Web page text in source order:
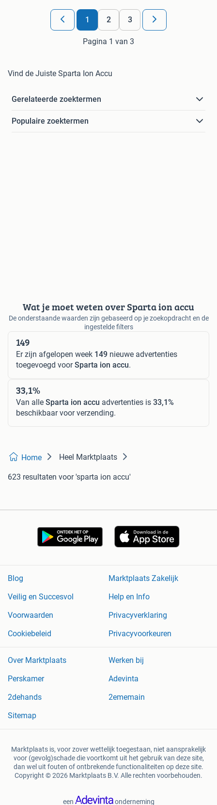
1 2 3
Pagina 1 van 3
Vind de Juiste Sparta Ion Accu
Gerelateerde zoektermen
Populaire zoektermen
Wat je moet weten over Sparta ion accu
De onderstaande waarden zijn gebaseerd op je zoekopdracht en de
ingestelde filters
149
Er zijn afgelopen week 149 nieuwe advertenties
toegevoegd voorSparta ion accu.
33,1%
Van alle Sparta ion accu advertenties is 33,1%
beschikbaar voor verzending.
Home Heel Marktplaats
623 resultaten voor 'sparta ion accu'
Blog
Marktplaats Zakelijk
Veilig en Succesvol
Help en Info
Voorwaarden
Privacyverklaring
Cookiebeleid
Privacyvoorkeuren
Over Marktplaats
Werken bij
Perskamer
Adevinta
2dehands
2ememain
Sitemap
Marktplaats is, voor zover wettelijk toegestaan, niet aansprakelijk
voor (gevolg)schade die voortkomt uit het gebruik van deze site,
dan wel uit fouten of ontbrekende functionaliteiten op deze site.
Copyright © 2026 Marktplaats B.V. Alle rechten voorbehouden.
een onderneming